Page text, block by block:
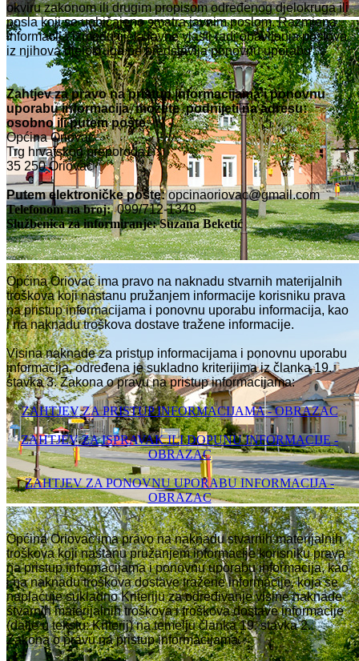
okviru zakonom ili drugim propisom određenog djelokruga ili
posla koji se uobičajeno smatra javnim poslom. Razmjena
informacija između tijela javne vlasti radi obavljanja poslova
iz njihova djelokruga ne predstavlja ponovnu uporabu“.
Zahtjev za pravo na pristup informacijama i ponovnu
uporabu informacija možete podnijeti na adresu:
osobno ili putem pošte:
Općina Oriovac
Trg hrvatskog preporoda1
35 250 Oriovac
Putem elektroničke pošte:opcinaoriovac@gmail.com
Telefonom na broj:099/712-1349
Službenica za informiranje: Suzana Beketić
Općina Oriovac ima pravo na naknadu stvarnih materijalnih
troškova koji nastanu pružanjem informacije korisniku prava
na pristup informacijama i ponovnu uporabu informacija, kao
i na naknadu troškova dostave tražene informacije.
Visina naknade za pristup informacijama i ponovnu uporabu
informacija, određena je sukladno kriterijima iz članka 19.
stavka 3. Zakona o pravu na pristup informacijama:
ZAHTJEV ZA PRISTUP INFORMACIJAMA - OBRAZAC
ZAHTJEV ZA ISPRAVAK ILI DOPUNU INFORMACIJE -
OBRAZAC
ZAHTJEV ZA PONOVNU UPORABU INFORMACIJA -
OBRAZAC
Općina Oriovac ima pravo na naknadu stvarnih materijalnih
troškova koji nastanu pružanjem informacije korisniku prava
na pristup informacijama i ponovnu uporabu informacija, kao
i na naknadu troškova dostave tražene informacije, koja se
naplaćuje sukladno Kriteriju za određivanje visine naknade
stvarnih materijalnih troškova i troškova dostave informacije
(dalje u tekstu: Kriterij) na temelju članka 19. stavka 2.
Zakona o pravu na pristup informacijama.